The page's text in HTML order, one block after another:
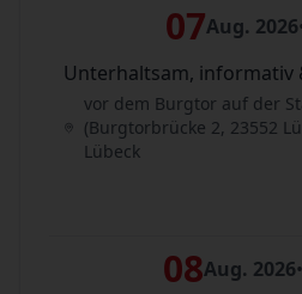
07Aug. 2026
Unterhaltsam, informativ
vor dem Burgtor auf der
(Burgtorbrücke 2, 23552
Lübeck
08Aug. 2026•